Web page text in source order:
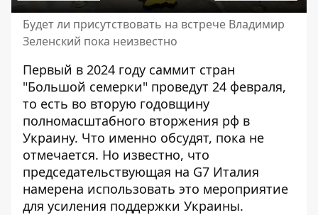
Будет ли присутствовать на встрече Владимир
Зеленский пока неизвестно
Первый в 2024 году саммит стран
"Большой семерки" проведут 24 февраля,
то есть во вторую годовщину
полномасштабного вторжения рф в
Украину. Что именно обсудят, пока не
отмечается. Но известно, что
председательствующая на G7 Италия
намерена использовать это мероприятие
для усиления поддержки Украины.